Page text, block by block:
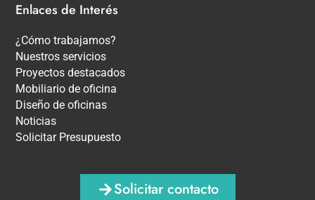
Enlaces de Interés
¿Cómo trabajamos?
Nuestros servicios
Proyectos destacados
Mobiliario de oficina
Diseño de oficinas
Noticias
Solicitar Presupuesto
Solicitar contacto